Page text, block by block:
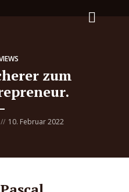
zum
10. Februar 2022